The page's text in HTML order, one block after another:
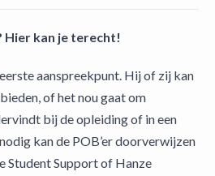
Hier kan je terecht!
aanspreekpunt. Hij of zij kan
of het nou gaat om
bij de opleiding of in een
kan de POB’er doorverwijzen
Student Support of Hanze